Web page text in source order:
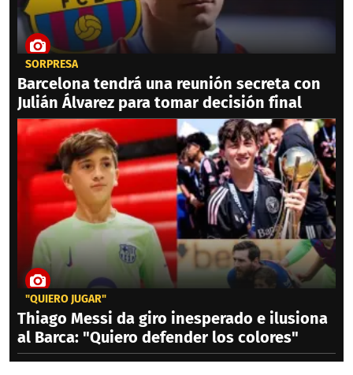
SORPRESA
Barcelona tendrá una reunión secreta con
Julián Álvarez para tomar decisión final
"QUIERO JUGAR"
Thiago Messi da giro inesperado e ilusiona
al Barca: "Quiero defender los colores"